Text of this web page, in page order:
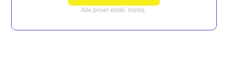
Alle priser ekskl. moms.